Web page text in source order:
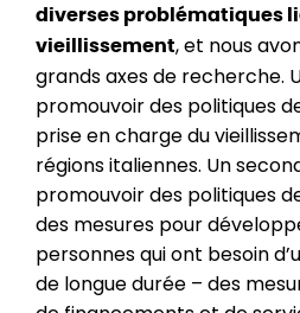
diverses problématiques
vieillissement, et nous
grands axes de recherche.
promouvoir des politiques
prise en charge du
régions italiennes. Un
promouvoir des politiques
des mesures pour
personnes qui ont besoin
de longue durée – des